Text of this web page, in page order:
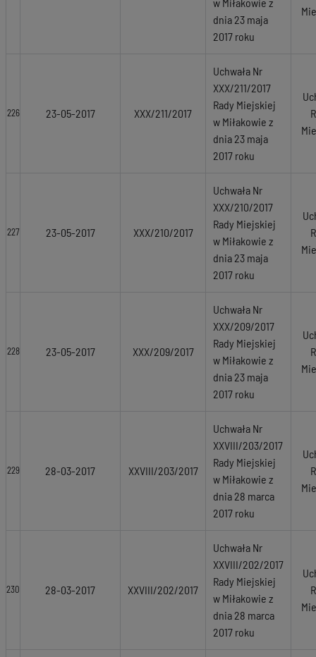
dnia 23 maja
2017 roku
226 23-05-2017 XXX/211/2017
Uchwała Nr
XXX/211/2017
Rady Miejskiej
w Miłakowie z
dnia 23 maja
2017 roku
227 23-05-2017 XXX/210/2017
Uchwała Nr
XXX/210/2017
Rady Miejskiej
w Miłakowie z
dnia 23 maja
2017 roku
228 23-05-2017 XXX/209/2017
Uchwała Nr
XXX/209/2017
Rady Miejskiej
w Miłakowie z
dnia 23 maja
2017 roku
229 28-03-2017 XXVIII/203/2017
Uchwała Nr
XXVIII/203/2017
Rady Miejskiej
w Miłakowie z
dnia 28 marca
2017 roku
230 28-03-2017 XXVIII/202/2017
Uchwała Nr
XXVIII/202/2017
Rady Miejskiej
w Miłakowie z
dnia 28 marca
2017 roku